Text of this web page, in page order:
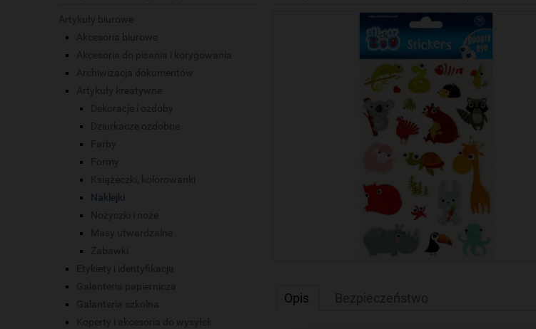
Artykuły biurowe
Akcesoria biurowe
Akcesoria do pisania i korygowania
Archiwizacja dokumentów
Artykuły kreatywne
Dekoracje i ozdoby
Dziurkacze ozdobne
Farby
Formy
Książeczki, kolorowanki
Naklejki
Nożyczki i noże
Masy utwardzalne
Zabawki
Etykiety i identyfikacja
Galanteria papiernicza
Galanteria szkolna
Koperty i akcesoria do wysyłek
Opis